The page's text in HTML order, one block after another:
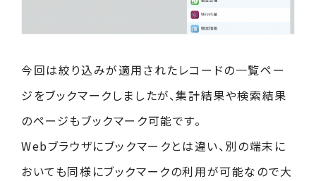
今回は絞り込みが適用されたレコードの一覧ペー
ジをブックマークしましたが、集計結果や検索結果
のページもブックマーク可能です。
Webブラウザにブックマークとは違い、別の端末に
おいても同様にブックマークの利用が可能なので大